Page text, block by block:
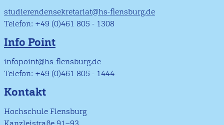
studierendensekretariat@hs-flensburg.de
Telefon: +49 (0)461 805 - 1308
Info Point
infopoint@hs-flensburg.de
Telefon: +49 (0)461 805 - 1444
Kontakt
Hochschule Flensburg